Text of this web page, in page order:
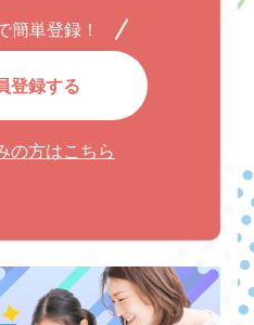
簡単登録！
登録する
の方はこちら